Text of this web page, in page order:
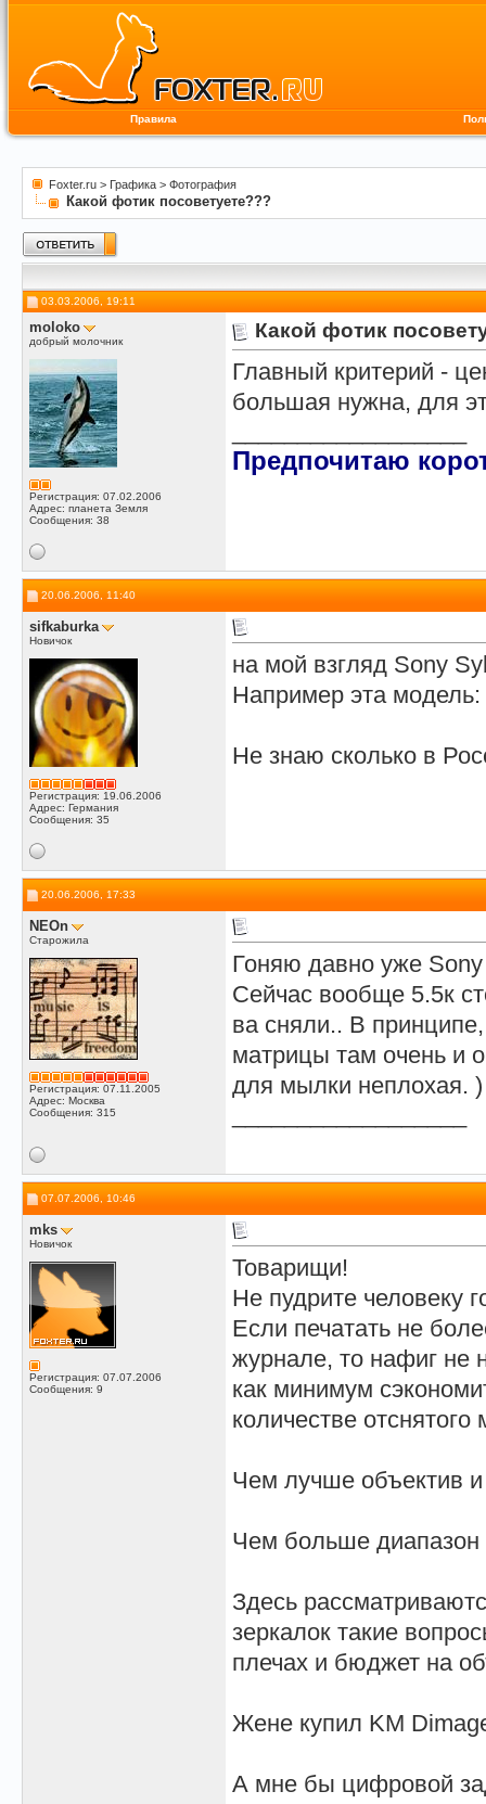
Правила
Foxter.ru > Графика > Фотография
Какой фотик посоветуете???
03.03.2006, 19:11
moloko
добрый молочник
Регистрация: 07.02.2006
Адрес: планета Земля
Сообщения: 38
Какой фотик
Главный критерий -
большая нужна, для
Предпочитаю
20.06.2006, 11:40
sifkaburka
Новичок
Регистрация: 19.06.2006
Адрес: Германия
Сообщения: 35
на мой взгляд Sony
Например эта
Не знаю сколько в
20.06.2006, 17:33
NEOn
Старожила
Регистрация: 07.11.2005
Адрес: Москва
Сообщения: 315
Гоняю давно уже
Сейчас вообще 5.5к
ва сняли.. В
матрицы там очень и
для мылки неплохая. )
07.07.2006, 10:46
mks
Новичок
Регистрация: 07.07.2006
Сообщения: 9
Товарищи!
Не пудрите человеку
Если печатать не
журнале, то нафиг не
как минимум
количестве отснятого
Чем лучше объектив
Чем больше диапазон
Здесь
зеркалок такие
плечах и бюджет на
Жене купил KM
А мне бы цифровой